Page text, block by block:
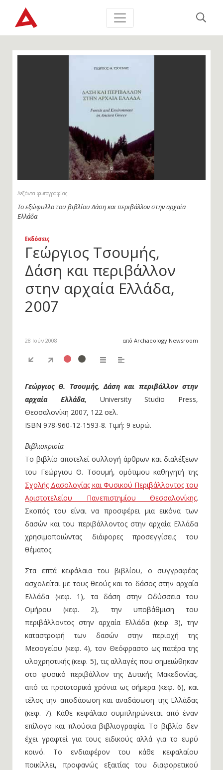
Λεζάντα φωτογραφίας
Το εξώφυλλο του βιβλίου Δάση και περιβάλλον στην αρχαία
Ελλάδα
Εκδόσεις
Γεώργιος Τσουμής,
Δάση και περιβάλλον
στην αρχαία Ελλάδα,
2007
28 Ιούν 2008 από Archaeology Newsroom
Γεώργιος Θ. Τσουμής, Δάση και περιβάλλον στην
αρχαία Ελλάδα, University Studio Press,
Θεσσαλονίκη 2007, 122 σελ.
ISBN 978-960-12-1593-8. Τιμή: 9 ευρώ.
Βιβλιοκρισία
Το βιβλίο αποτελεί συλλογή άρθρων και διαλέξεων
του Γεώργιου Θ. Τσουμή, ομότιμου καθηγητή της
Σχολής Δασολογίας και Φυσικού Περιβάλλοντος του
Αριστοτελείου Πανεπιστημίου Θεσσαλονίκης.
Σκοπός του είναι να προσφέρει μια εικόνα των
δασών και του περιβάλλοντος στην αρχαία Ελλάδα
χρησιμοποιώντας διάφορες προσεγγίσεις του
θέματος.
Στα επτά κεφάλαια του βιβλίου, ο συγγραφέας
ασχολείται με τους θεούς και το δάσος στην αρχαία
Ελλάδα (κεφ. 1), τα δάση στην Οδύσσεια του
Ομήρου (κεφ. 2), την υποβάθμιση του
περιβάλλοντος στην αρχαία Ελλάδα (κεφ. 3), την
καταστροφή των δασών στην περιοχή της
Μεσογείου (κεφ. 4), τον Θεόφραστο ως πατέρα της
υλοχρηστικής (κεφ. 5), τις αλλαγές που σημειώθηκαν
στο φυσικό περιβάλλον της Δυτικής Μακεδονίας,
από τα προϊστορικά χρόνια ως σήμερα (κεφ. 6), και
τέλος την αποδάσωση και αναδάσωση της Ελλάδας
(κεφ. 7). Κάθε κεφάλαιο συμπληρώνεται από έναν
επίλογο και πλούσια βιβλιογραφία. Το βιβλίο δεν
έχει γραφτεί για τους ειδικούς αλλά για το ευρύ
κοινό. Το ενδιαφέρον του κάθε κεφαλαίου
ποικίλλει, προφανώς εξαιτίας του διαφορετικού